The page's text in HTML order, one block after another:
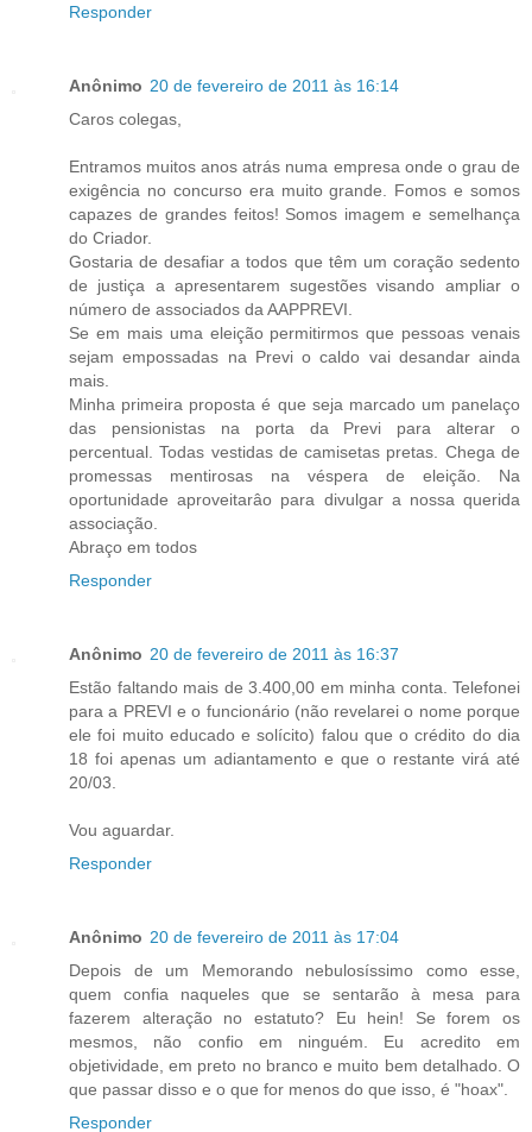
Responder
Anônimo 20 de fevereiro de 2011 às 16:14
Caros colegas,
Entramos muitos anos atrás numa empresa onde o grau de
exigência no concurso era muito grande. Fomos e somos
capazes de grandes feitos! Somos imagem e semelhança
do Criador.
Gostaria de desafiar a todos que têm um coração sedento
de justiça a apresentarem sugestões visando ampliar o
número de associados da AAPPREVI.
Se em mais uma eleição permitirmos que pessoas venais
sejam empossadas na Previ o caldo vai desandar ainda
mais.
Minha primeira proposta é que seja marcado um panelaço
das pensionistas na porta da Previ para alterar o
percentual. Todas vestidas de camisetas pretas. Chega de
promessas mentirosas na véspera de eleição. Na
oportunidade aproveitarâo para divulgar a nossa querida
associação.
Abraço em todos
Responder
Anônimo 20 de fevereiro de 2011 às 16:37
Estão faltando mais de 3.400,00 em minha conta. Telefonei
para a PREVI e o funcionário (não revelarei o nome porque
ele foi muito educado e solícito) falou que o crédito do dia
18 foi apenas um adiantamento e que o restante virá até
20/03.
Vou aguardar.
Responder
Anônimo 20 de fevereiro de 2011 às 17:04
Depois de um Memorando nebulosíssimo como esse,
quem confia naqueles que se sentarão à mesa para
fazerem alteração no estatuto? Eu hein! Se forem os
mesmos, não confio em ninguém. Eu acredito em
objetividade, em preto no branco e muito bem detalhado. O
que passar disso e o que for menos do que isso, é "hoax".
Responder